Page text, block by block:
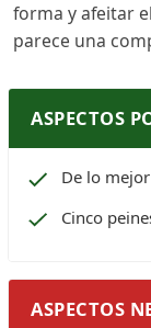
forma y afeitar
parece una
ASPECTOS
De lo
Cinco
ASPECTOS